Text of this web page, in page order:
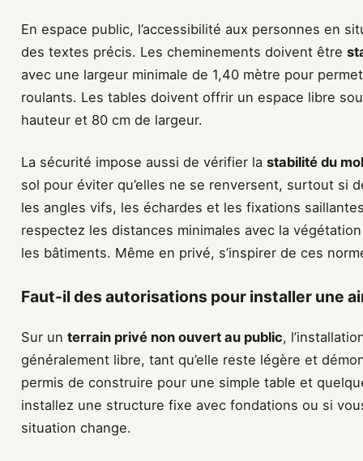
En espace public, l’accessibilité aux personnes en
des textes précis. Les cheminements doivent être
avec une largeur minimale de 1,40 mètre pour
roulants. Les tables doivent offrir un espace libre
hauteur et 80 cm de largeur.
La sécurité impose aussi de vérifier la stabilité du
sol pour éviter qu’elles ne se renversent, surtout si
les angles vifs, les échardes et les fixations
respectez les distances minimales avec la
les bâtiments. Même en privé, s’inspirer de ces
Faut-il des autorisations pour installer une
Sur un terrain privé non ouvert au public,
généralement libre, tant qu’elle reste légère et
permis de construire pour une simple table et
installez une structure fixe avec fondations ou si
situation change.